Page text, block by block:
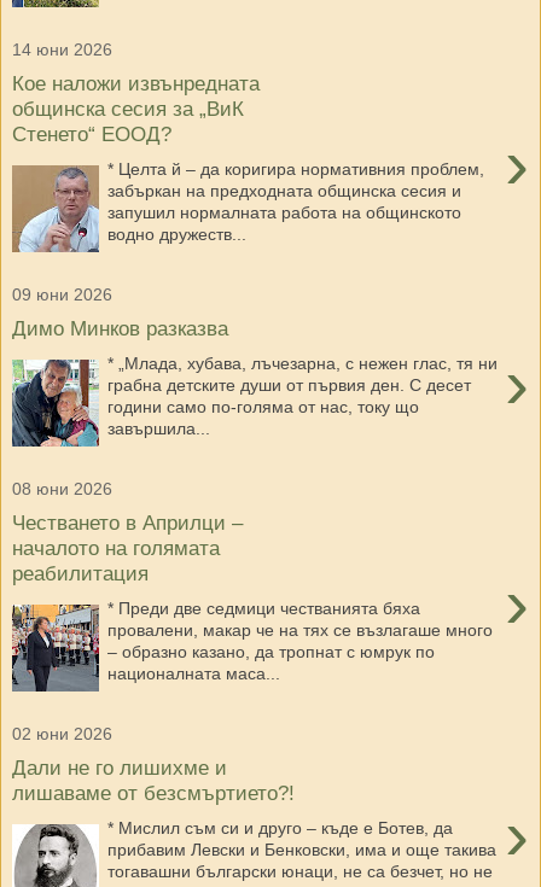
14 юни 2026
Кое наложи извънредната
общинска сесия за „ВиК
Стенето“ ЕООД?
›
* Целта й – да коригира нормативния проблем,
забъркан на предходната общинска сесия и
запушил нормалната работа на общинското
водно дружеств...
09 юни 2026
Димо Минков разказва
›
* „Млада, хубава, лъчезарна, с нежен глас, тя ни
грабна детските души от първия ден. С десет
години само по-голяма от нас, току що
завършила...
08 юни 2026
Честването в Априлци –
началото на голямата
реабилитация
›
* Преди две седмици честванията бяха
провалени, макар че на тях се възлагаше много
– образно казано, да тропнат с юмрук по
националната маса...
02 юни 2026
Дали не го лишихме и
лишаваме от безсмъртието?!
›
* Мислил съм си и друго – къде е Ботев, да
прибавим Левски и Бенковски, има и още такива
тогавашни български юнаци, не са безчет, но не